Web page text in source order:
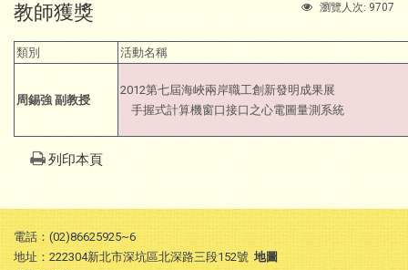
瀏覽人次: 9707
教師獲獎
類別 活動名稱
周錫強 副教授
2012第七屆海峽兩岸職工創新發明成果展
手握式計算機窗口接口之心電圖量測系統
列印本頁
電話：(02)86625925~6
地址：222304新北市深坑區北深路三段152號地圖